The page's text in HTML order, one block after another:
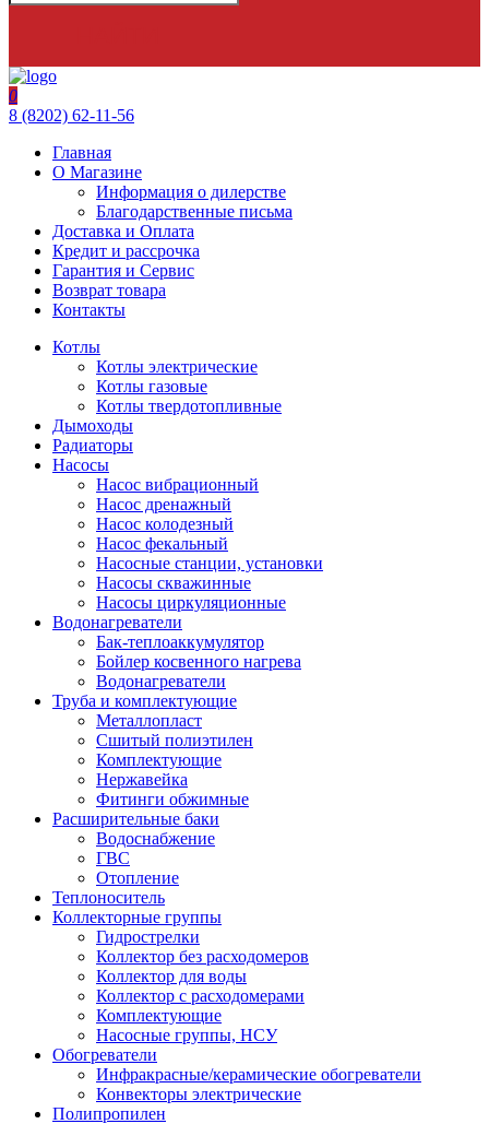
0
8 (8202) 62-11-56
Главная
О Магазине
Информация о дилерстве
Благодарственные письма
Доставка и Оплата
Кредит и рассрочка
Гарантия и Сервис
Возврат товара
Контакты
Котлы
Котлы электрические
Котлы газовые
Котлы твердотопливные
Дымоходы
Радиаторы
Насосы
Насос вибрационный
Насос дренажный
Насос колодезный
Насос фекальный
Насосные станции, установки
Насосы скважинные
Насосы циркуляционные
Водонагреватели
Бак-теплоаккумулятор
Бойлер косвенного нагрева
Водонагреватели
Труба и комплектующие
Металлопласт
Сшитый полиэтилен
Комплектующие
Нержавейка
Фитинги обжимные
Расширительные баки
Водоснабжение
ГВС
Отопление
Теплоноситель
Коллекторные группы
Гидрострелки
Коллектор без расходомеров
Коллектор для воды
Коллектор с расходомерами
Комплектующие
Насосные группы, НСУ
Обогреватели
Инфракрасные/керамические обогреватели
Конвекторы электрические
Полипропилен